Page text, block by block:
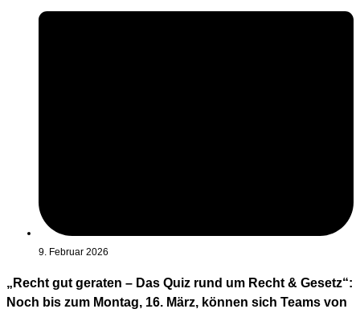
9. Februar 2026
„Recht gut geraten – Das Quiz rund um Recht & Gesetz“:
Noch bis zum Montag, 16. März, können sich Teams von